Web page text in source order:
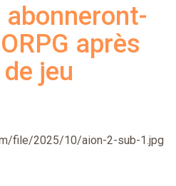
après
jeu
file/2025/10/aion-2-sub-1.jpg